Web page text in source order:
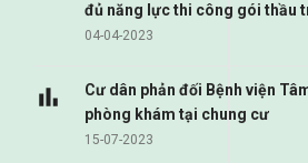
Cư dân phản đối Bệnh viện
phòng khám tại chung cư
15-07-2023
đủ năng lực thi công gói thầu
04-04-2023